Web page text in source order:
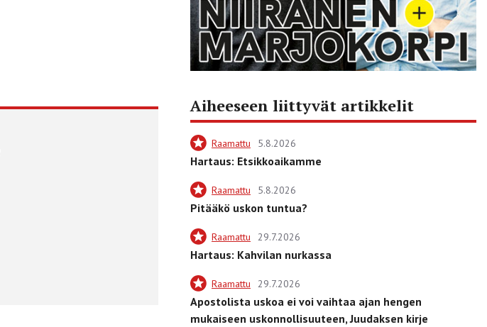
Aiheeseen liittyvät artikkelit
Raamattu 5.8.2026
Hartaus: Etsikkoaikamme
Raamattu 5.8.2026
Pitääkö uskon tuntua?
Raamattu 29.7.2026
Hartaus: Kahvilan nurkassa
Raamattu 29.7.2026
Apostolista uskoa ei voi vaihtaa ajan hengen
mukaiseen uskonnollisuuteen, Juudaksen kirje